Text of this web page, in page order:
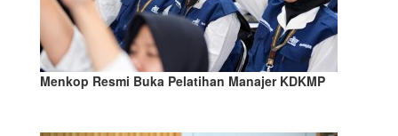
Menkop Resmi Buka Pelatihan Manajer KDKMP